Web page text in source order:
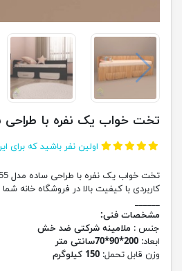
تخت خواب یک نفره با طراحی
اولین نفر باشید که برای
کاربردی با کیفیت بالا در فروشگاه خانه
______
مشخصات فنی:
جنس : ملامینه شرکتی ضد خش
ابعاد: 200*90*70سانتی متر
وزن قابل تحمل: 150 کیلوگرم